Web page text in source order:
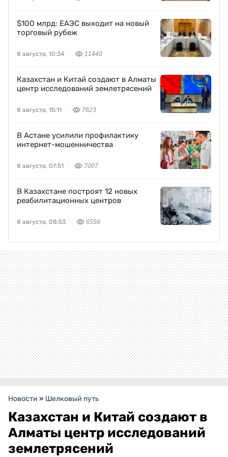
$100 млрд: ЕАЭС выходит на новый
торговый рубеж
8 августа, 10:34 11440
Казахстан и Китай создают в Алматы
центр исследований землетрясений
8 августа, 15:11 7623
В Астане усилили профилактику
интернет-мошенничества
8 августа, 07:51 7007
В Казахстане построят 12 новых
реабилитационных центров
8 августа, 08:53 6556
Новости » Шелковый путь
Казахстан и Китай создают в
Алматы центр исследований
землетрясений